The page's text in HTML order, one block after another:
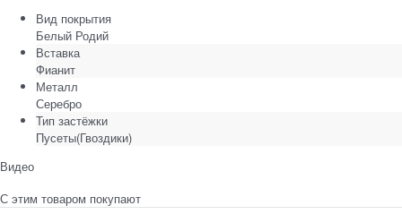
Вид покрытия
Белый Родий
Вставка
Фианит
Металл
Серебро
Тип застёжки
Пусеты(Гвоздики)
Видео
С этим товаром покупают